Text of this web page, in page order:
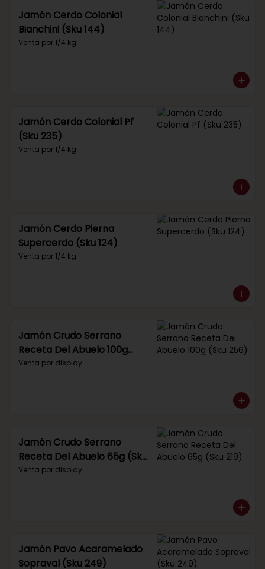
Jamón Cerdo Colonial
Bianchini (Sku 144)
Venta por 1/4 kg.
Jamón Cerdo Colonial Pf
(Sku 235)
Venta por 1/4 kg.
Jamón Cerdo Pierna
Supercerdo (Sku 124)
Venta por 1/4 kg.
Jamón Crudo Serrano
Receta Del Abuelo 100g
(Sku 256)
Venta por display.
Jamón Crudo Serrano
Receta Del Abuelo 65g (Sku
219)
Venta por display.
Jamón Pavo Acaramelado
Sopraval (Sku 249)